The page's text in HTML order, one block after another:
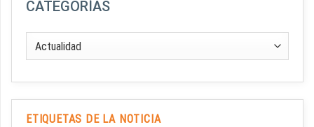
CATEGORÍAS
ETIQUETAS DE LA NOTICIA